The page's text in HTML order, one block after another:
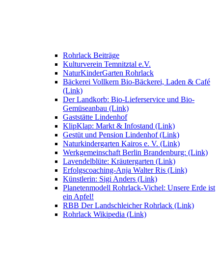
Rohrlack Beiträge
Kulturverein Temnitztal e.V.
NaturKinderGarten Rohrlack
Bäckerei Vollkern Bio-Bäckerei, Laden & Café
(Link)
Der Landkorb: Bio-Lieferservice und Bio-
Gemüseanbau (Link)
Gaststätte Lindenhof
KlipKlap: Markt & Infostand (Link)
Gestüt und Pension Lindenhof (Link)
Naturkindergarten Kairos e. V. (Link)
Werkgemeinschaft Berlin Brandenburg: (Link)
Lavendelblüte: Kräutergarten (Link)
Erfolgscoaching-Anja Walter Ris (Link)
Künstlerin: Sigi Anders (Link)
Planetenmodell Rohrlack-Vichel: Unsere Erde ist
ein Apfel!
RBB Der Landschleicher Rohrlack (Link)
Rohrlack Wikipedia (Link)